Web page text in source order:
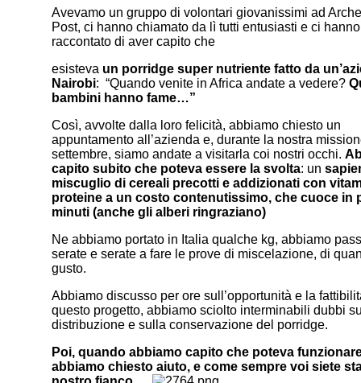
Avevamo un gruppo di volontari giovanissimi ad
Post, ci hanno chiamato da lì tutti entusiasti e ci hanno
raccontato di aver capito che
esisteva un porridge super nutriente fatto da
Nairobi: “Quando venite in Africa andate a vedere?
bambini hanno fame…”
Così, avvolte dalla loro felicità, abbiamo chiesto un
appuntamento all’azienda e, durante la nostra
settembre, siamo andate a visitarla coi nostri occhi.
capito subito che poteva essere la svolta: un
miscuglio di cereali precotti e addizionati con
proteine a un costo contenutissimo, che cuoce in
minuti (anche gli alberi ringraziano)
Ne abbiamo portato in Italia qualche kg, abbiamo
serate e serate a fare le prove di miscelazione, di
gusto.
Abbiamo discusso per ore sull’opportunità e la
questo progetto, abbiamo sciolto interminabili dubbi
distribuzione e sulla conservazione del porridge.
Poi, quando abbiamo capito che poteva
abbiamo chiesto aiuto, e come sempre voi siete